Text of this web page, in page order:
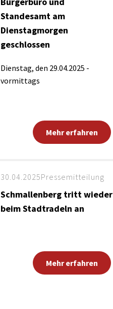
Standesamt am
Dienstagmorgen
geschlossen
Dienstag, den 29.04.2025 -
vormittags
Mehr erfahren
30.04.2025Pressemitteilung
Schmallenberg tritt wieder
beim Stadtradeln an
Mehr erfahren